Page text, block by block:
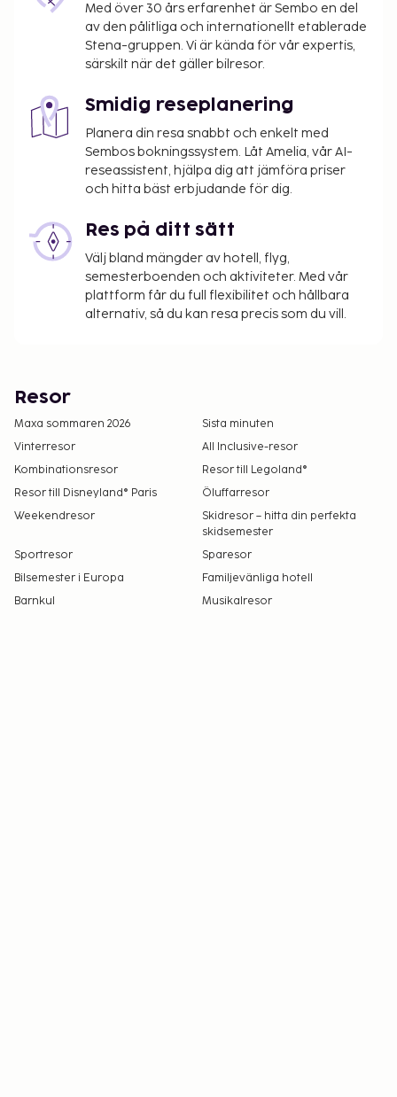
Med över 30 års erfarenhet är Sembo en del
av den pålitliga och internationellt etablerade
Stena-gruppen. Vi är kända för vår expertis,
särskilt när det gäller bilresor.
Smidig reseplanering
Planera din resa snabbt och enkelt med
Sembos bokningssystem. Låt Amelia, vår AI-
reseassistent, hjälpa dig att jämföra priser
och hitta bäst erbjudande för dig.
Res på ditt sätt
Välj bland mängder av hotell, flyg,
semesterboenden och aktiviteter. Med vår
plattform får du full flexibilitet och hållbara
alternativ, så du kan resa precis som du vill.
Resor
Maxa sommaren 2026
Sista minuten
Vinterresor
All Inclusive-resor
Kombinationsresor
Resor till Legoland®
Resor till Disneyland® Paris
Öluffarresor
Weekendresor
Skidresor – hitta din perfekta
skidsemester
Sportresor
Sparesor
Bilsemester i Europa
Familjevänliga hotell
Barnkul
Musikalresor